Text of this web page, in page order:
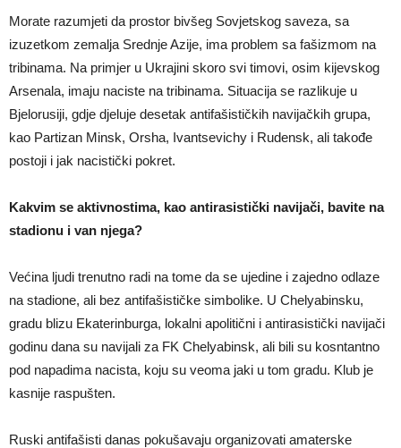
Morate razumjeti da prostor bivšeg Sovjetskog saveza, sa
izuzetkom zemalja Srednje Azije, ima problem sa fašizmom na
tribinama. Na primjer u Ukrajini skoro svi timovi, osim kijevskog
Arsenala, imaju naciste na tribinama. Situacija se razlikuje u
Bjelorusiji, gdje djeluje desetak antifašističkih navijačkih grupa,
kao Partizan Minsk, Orsha, Ivantsevichy i Rudensk, ali takođe
postoji i jak nacistički pokret.
Kakvim se aktivnostima, kao antirasistički navijači, bavite na
stadionu i van njega?
Većina ljudi trenutno radi na tome da se ujedine i zajedno odlaze
na stadione, ali bez antifašističke simbolike. U Chelyabinsku,
gradu blizu Ekaterinburga, lokalni apolitični i antirasistički navijači
godinu dana su navijali za FK Chelyabinsk, ali bili su kosntantno
pod napadima nacista, koju su veoma jaki u tom gradu. Klub je
kasnije raspušten.
Ruski antifašisti danas pokušavaju organizovati amaterske